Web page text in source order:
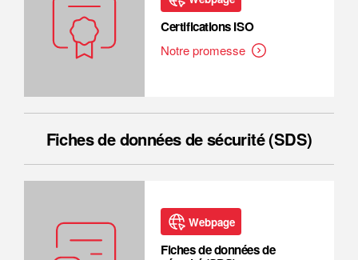
Certifications ISO
Notre promesse
Fiches de données de sécurité (SDS)
Webpage
Fiches de données de